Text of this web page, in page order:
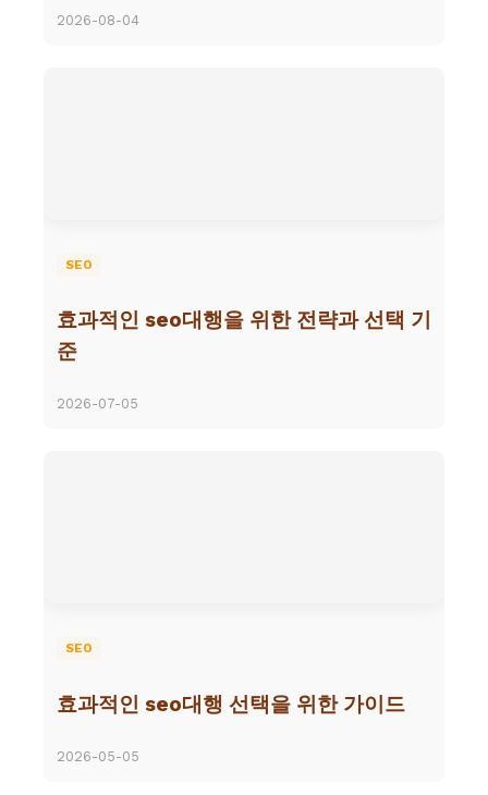
2026-08-04
SEO
효과적인 seo대행을 위한 전략과 선택 기
준
2026-07-05
SEO
효과적인 seo대행 선택을 위한 가이드
2026-05-05